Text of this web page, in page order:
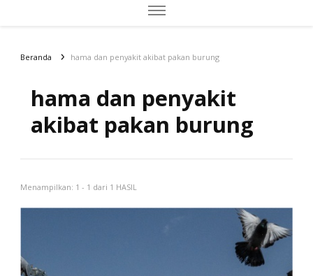
Beranda hama dan penyakit akibat pakan burung
hama dan penyakit
akibat pakan burung
Menampilkan: 1 - 1 dari 1 HASIL